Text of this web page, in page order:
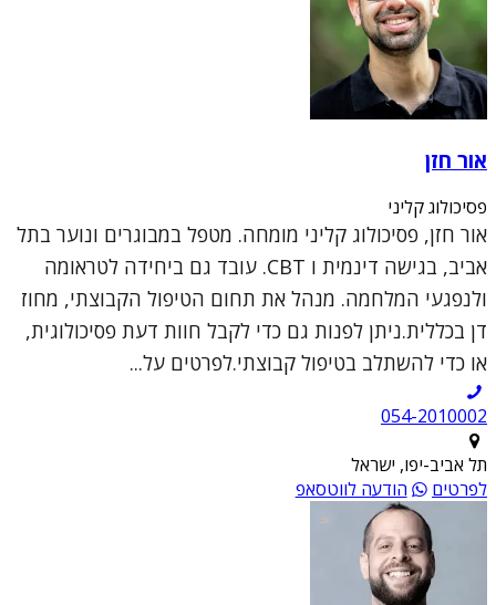
אור חזן
פסיכולוג קליני
אור חזן, פסיכולוג קליני מומחה. מטפל במבוגרים ונוער בתל
אביב, בגישה דינמית ו CBT. עובד גם ביחידה לטראומה
ולנפגעי המלחמה. מנהל את תחום הטיפול הקבוצתי, מחוז
דן בכללית.ניתן לפנות גם כדי לקבל חוות דעת פסיכולוגית,
או כדי להשתלב בטיפול קבוצתי.לפרטים על...
054-2010002
תל אביב-יפו, ישראל
לפרטים
הודעה לווטסאפ